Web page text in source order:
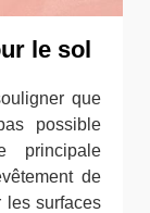
le sol
que
possible
principale
de
les surfaces